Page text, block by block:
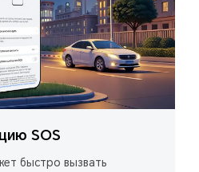
SOS
быстро вызвать